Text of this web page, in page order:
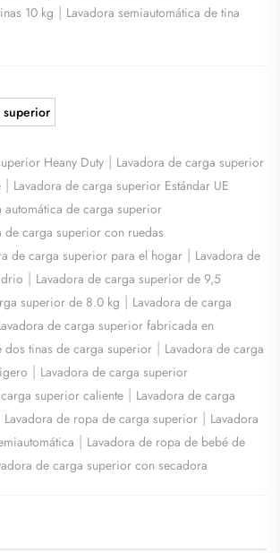
10 kg | Lavadora semiautomática de tina
superior
Heany Duty | Lavadora de carga superior
| Lavadora de carga superior Estándar UE
automática de carga superior
de carga superior con ruedas
de carga superior para el hogar | Lavadora de
| Lavadora de carga superior de 9,5
superior de 8.0 kg | Lavadora de carga
de carga superior fabricada en
dos tinas de carga superior | Lavadora de carga
| Lavadora de carga superior
superior caliente | Lavadora de carga
Lavadora de ropa de carga superior | Lavadora
| Lavadora de ropa de bebé de
de carga superior con secadora